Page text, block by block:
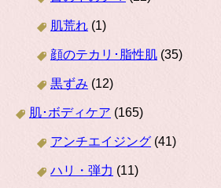
肌荒れ (1)
顔のテカリ･脂性肌 (35)
黒ずみ (12)
肌･ボディケア (165)
アンチエイジング (41)
ハリ・弾力 (11)